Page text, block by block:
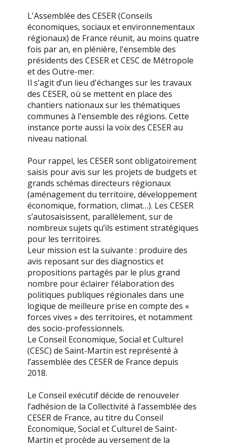
L'Assemblée des CESER (Conseils
économiques, sociaux et environnementaux
régionaux) de France réunit, au moins quatre
fois par an, en plénière, l'ensemble des
présidents des CESER et CESC de Métropole
et des Outre-mer.
Il s’agit d’un lieu d'échanges sur les travaux
des CESER, où se mettent en place des
chantiers nationaux sur les thématiques
communes à l'ensemble des régions. Cette
instance porte aussi la voix des CESER au
niveau national.
Pour rappel, les CESER sont obligatoirement
saisis pour avis sur les projets de budgets et
grands schémas directeurs régionaux
(aménagement du territoire, développement
économique, formation, climat…). Les CESER
s’autosaisissent, parallèlement, sur de
nombreux sujets qu’ils estiment stratégiques
pour les territoires.
Leur mission est la suivante : produire des
avis reposant sur des diagnostics et
propositions partagés par le plus grand
nombre pour éclairer l’élaboration des
politiques publiques régionales dans une
logique de meilleure prise en compte des «
forces vives » des territoires, et notamment
des socio-professionnels.
Le Conseil Economique, Social et Culturel
(CESC) de Saint-Martin est représenté à
l’assemblée des CESER de France depuis
2018.
Le Conseil exécutif décide de renouveler
l’adhésion de la Collectivité à l’assemblée des
CESER de France, au titre du Conseil
Economique, Social et Culturel de Saint-
Martin et procède au versement de la